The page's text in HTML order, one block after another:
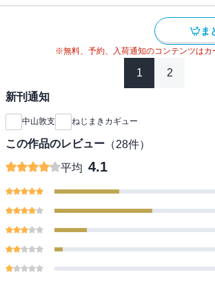
ま
※無料、予約、入荷通知のコンテンツはカ
1 2
新刊通知
中山敦支 ねじまきカギュー
この作品のレビュー （28件）
平均 4.1